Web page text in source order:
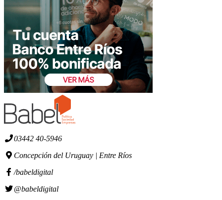
03442 40-5946
Concepción del Uruguay | Entre Ríos
/babeldigital
@babeldigital